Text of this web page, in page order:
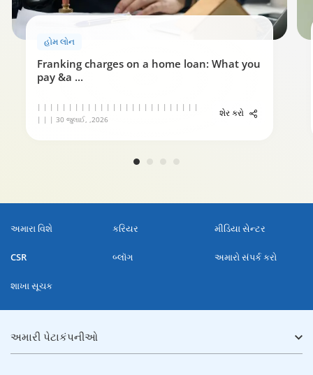
હોમ લોન ચુકવણીની માર્ગદર્શિકા
0:59
હોમ લોન
Franking charges on a home loan: What you
pay &a ...
| | | | | | | | | | | | | | | | | | | | | | | | | |
| | | 30 જુલાઈ, ,2026
શેર કરો
અમારા વિશે કરિયર મીડિયા સેન્ટર
CSR બ્લૉગ અમારો સંપર્ક કરો
શાખા સૂચક
અમારી પેટાકંપનીઓ